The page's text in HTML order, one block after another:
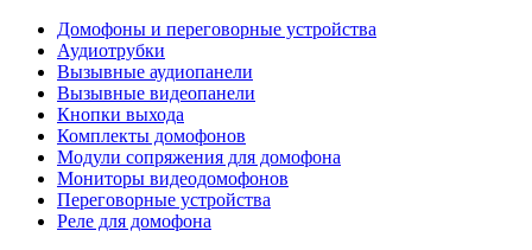
Домофоны и переговорные устройства
Аудиотрубки
Вызывные аудиопанели
Вызывные видеопанели
Кнопки выхода
Комплекты домофонов
Модули сопряжения для домофона
Мониторы видеодомофонов
Переговорные устройства
Реле для домофона